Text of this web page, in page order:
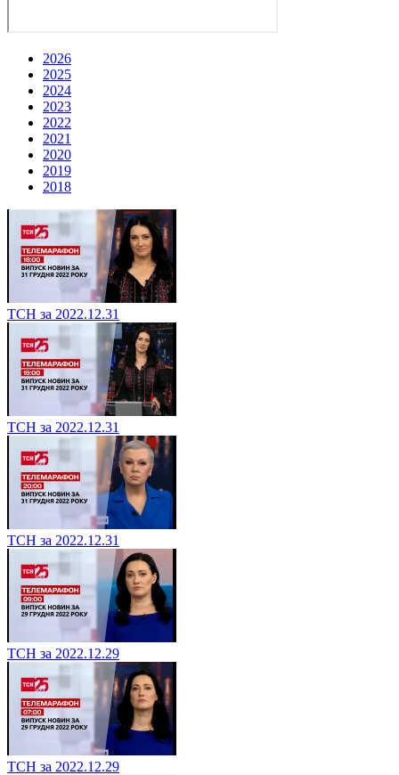
2026
2025
2024
2023
2022
2021
2020
2019
2018
ТСН за 2022.12.31
ТСН за 2022.12.31
ТСН за 2022.12.31
ТСН за 2022.12.29
ТСН за 2022.12.29